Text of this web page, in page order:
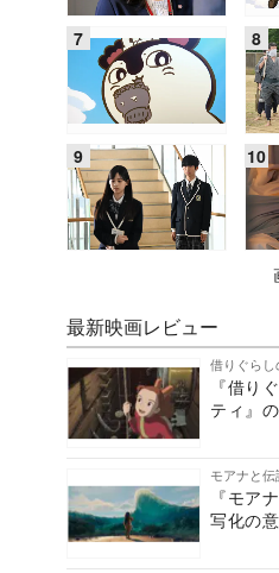
最新映画レビュー
借りぐらし
『借り
ティ』
モアナと
『モア
写化の